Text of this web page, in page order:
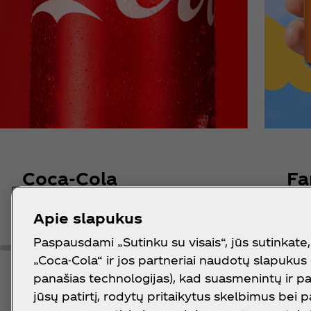
Coca‑Cola
Apie slapukus
Paspausdami „Sutinku su visais“, jūs
„Coca-Cola“ ir jos partneriai naudotų slapukus
panašias technologijas), kad suasmenintų ir
jūsų patirtį, rodytų pritaikytus skelbimus bei